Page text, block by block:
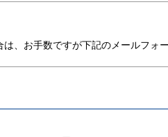
、お手数ですが下記のメールフォ